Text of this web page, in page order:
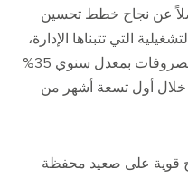
عن نجاح خطط تحسين
التي تتبناها الإدارة،
بمعدل سنوي 35%
خلال أول تسعة أشهر من
قوية على صعيد محفظة